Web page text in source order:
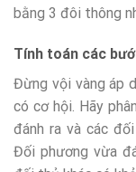
bằng 3 đôi thông
Tính toán các
Đừng vội vàng áp
có cơ hội. Hãy
đánh ra và các
Đối phương vừa